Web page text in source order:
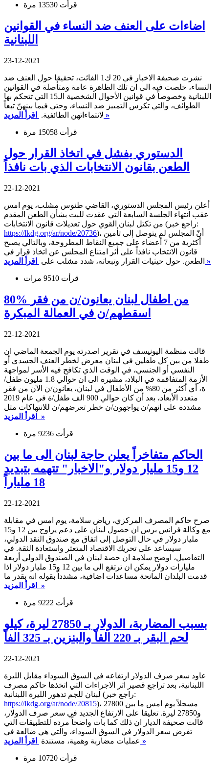
قرأت 13530 مرة
اضاءات على العنف ضد النساء في القوانين
اللبنانية
23-12-2021
نشرت صحيفة الاخبار في 20 ك1 الفائت، تحقيقا حول العنف ضد
النساء، خلصت فيه الى ان تلك الظاهرة عامة ومتأصلة في القوانين
اللبنانية وخصوصاً في قوانين الأحوال الشخصية الـ15 التي تتحكم بها
الطوائف، والتي تكرس التمييز ضد النساء، وحتى فيما بينهنّ تبعاً
لانتماءاتهن الطائفية. اقرأ المزيد »
قرأت 15058 مرة
الدستوري يفشل في اتخاذ القرار حول
الطعن بقانون الانتخابات الذي بات نافذاً
22-12-2021
أعلن رئيس المجلس الدستوري، القاضي طنوس مشلب، يوم امس
عقب انتهاء الجلسة السابعة التي عقدت للبت بشأن الطعن المقدم
من تكتل لبنان القوي حول تعديلات قانون الانتخابات (راجع خبر:
https://lkdg.org/ar/node/20736)، أنّ المجلس لم يتوصل إلى تأمين
أكثرية من 7 أعضاء على جميع النقاط المطروحة، وبالتالي يصبح
قانون الانتخاب نافذاً على أثر امتناع المجلس عن اتخاذ قرار في
الطعن. حول حيثيات القرار وتبعاته، شدد مشلب على اقرأ المزيد »
قرأت 9510 مرات
80% من اطفال لبنان يعانون/ن من فقر
اسقطهم/ن في العمالة المبكرة
22-12-2021
قالت منظمة اليونيسف في تقرير اصدرته يوم الجمعة الماضي ان
طفلا من بين كل طفلين في لبنان معرض لخطر العنف الجسدي أو
النفسي أو الجنسي، في الوقت الذي تكافح فيه الأسر لمواجهة
الأزمة المتفاقمة في البلاد، مشيرة الى ان حوالي 1.8 مليون طفل/
ة، أي أكثر من 80% من الأطفال في لبنان، يعانون/ن الآن من فقر
متعدد الأبعاد، بعد أن كان حوالي 900 الف طفل/ة في عام 2019
مشددة على انهم/ن يواجهون/ن خطر تعرضهم/ن للانتهاكات مثل
اقرأ المزيد »
قرأت 9236 مرة
الحاكم متفاخراً يعلن حاجة لبنان الى ما بين
12 و15 مليار دولار و"الاخبار" تتهمه بتبديد
18 ملياراً
22-12-2021
صرح حاكم المصرف المركزي، رياض سلامة، يوم امس في مقابلة
مع وكالة فرانس برس ان حصول لبنان على دعم يراوح بين 12 و15
مليار دولار في حال التوصل إلى اتفاق مع صندوق النقد الدولي،
سيساعد على تحريك الاقتصاد المتعثر واستعادة الثقة. في
التفاصيل، اوضح سلامة ان حصة لبنان في الصندوق الدولي أربعة
مليارات دولار يمكن ان ترتفع الى ما بين 12 و15 مليار دولار اذا
قدمت البلدان المانحة مساعدات اضافية، مشدداً بقوله انه بقدر ما
اقرأ المزيد »
قرأت 9222 مرة
بسبب المضاربة، الدولار بـ 27850 ليرة، كيلو
لحم البقر بـ 220 الفاً والبنزين بـ 325 الفاً
22-12-2021
عاود سعر صرف الدولار ارتفاعه في السوق السوداء مقابل الليرة
اللبنانية، بعد تراجع قصير اثر الاجراءات التي اتخذها حاكم مصرف
لبنان للجم تدهور الليرة اللبنانية (راجع خبر:
https://lkdg.org/ar/node/20815)، مسجلاً يوم امس ما بين 27800
و27850 ليرة. تعليقا على الارتفاع الجديد في سعر صرف الدولار،
قالت صحيفة الديار ان ذلك كما بات واضحاً مرده للتطبيقات التي
تفرض سعر الدولار في السوق السوداء، والتي هي ضالعة في
عمليات مضاربة وهمية، مستندة اقرأ المزيد »
قرأت 10720 مرة